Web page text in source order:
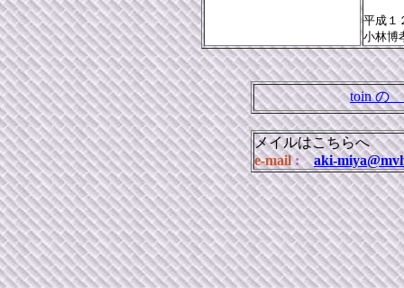
平成１
小林
toin の
メイルはこちらへ
e-mail:aki-